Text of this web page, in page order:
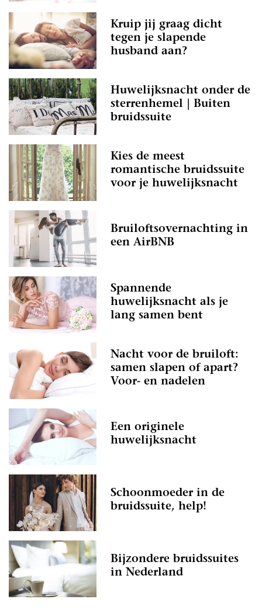
Kruip jij graag dicht
tegen je slapende
husband aan?
Huwelijksnacht onder de
sterrenhemel | Buiten
bruidssuite
Kies de meest
romantische bruidssuite
voor je huwelijksnacht
Bruiloftsovernachting in
een AirBNB
Spannende
huwelijksnacht als je
lang samen bent
Nacht voor de bruiloft:
samen slapen of apart?
Voor- en nadelen
Een originele
huwelijksnacht
Schoonmoeder in de
bruidssuite, help!
Bijzondere bruidssuites
in Nederland